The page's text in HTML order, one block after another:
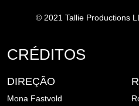
© 2021 Tallie Productions
CRÉDITOS
DIREÇÃO
Mona Fastvold